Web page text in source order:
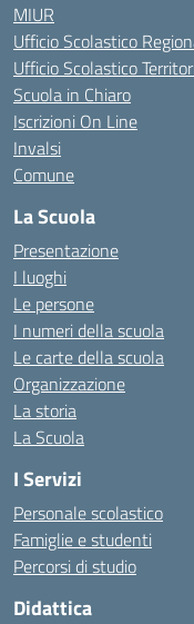
MIUR
Ufficio Scolastico
Ufficio Scolastico
Scuola in Chiaro
Iscrizioni On Line
Invalsi
Comune
La Scuola
Presentazione
I luoghi
Le persone
I numeri della scuola
Le carte della scuola
Organizzazione
La storia
La Scuola
I Servizi
Personale scolastico
Famiglie e studenti
Percorsi di studio
Didattica